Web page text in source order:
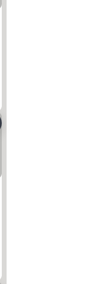
aos favoritos